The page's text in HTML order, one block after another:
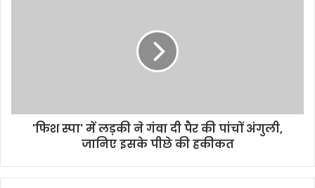
'फिश स्पा' में लड़की ने गंवा दी पैर की पांचों अंगुली,
जानिए इसके पीछे की हकीकत